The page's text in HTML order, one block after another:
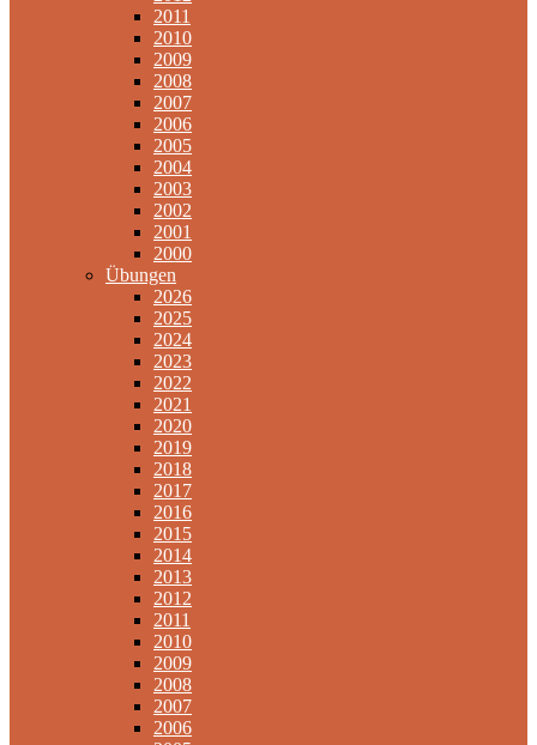
2011
2010
2009
2008
2007
2006
2005
2004
2003
2002
2001
2000
Übungen
2026
2025
2024
2023
2022
2021
2020
2019
2018
2017
2016
2015
2014
2013
2012
2011
2010
2009
2008
2007
2006